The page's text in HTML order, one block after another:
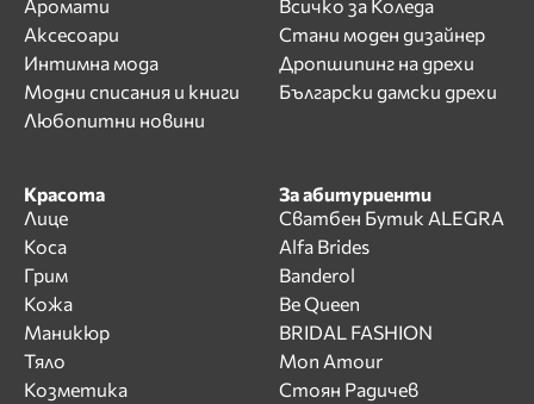
Аромати
Аксесоари
Интимна мода
Модни списания и книги
Любопитни новини
Всичко за Коледа
Стани моден дизайнер
Дропшипинг на дрехи
Български дамски дрехи
Красота
Лице
Коса
Грим
Кожа
Маникюр
Тяло
Козметика
За абитуриенти
Сватбен Бутик ALEGRA
Alfa Brides
Banderol
Be Queen
BRIDAL FASHION
Mon Amour
Стоян Радичев